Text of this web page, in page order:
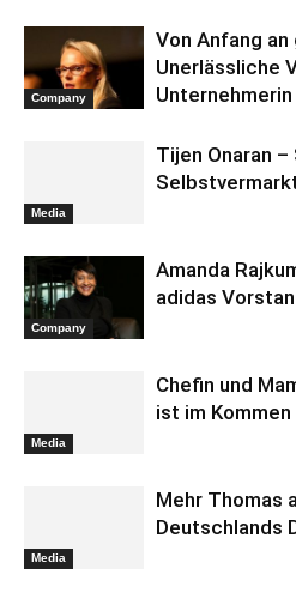
Company
Von Anfang an
Unerlässliche
Media
Tijen Onaran
Company
Amanda
adidas
Media
Chefin und
ist im Kommen
Media
Mehr Thomas
Deutschlands